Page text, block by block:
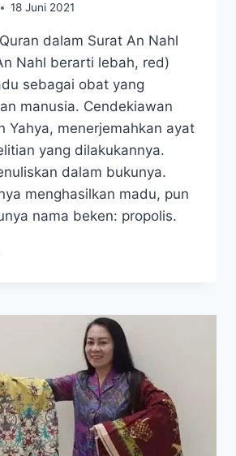
18 Juni 2021
dalam Surat An Nahl
Nahl berarti lebah, red)
sebagai obat yang
manusia. Cendekiawan
Yahya, menerjemahkan ayat
yang dilakukannya.
dalam bukunya.
menghasilkan madu, pun
nama beken: propolis.